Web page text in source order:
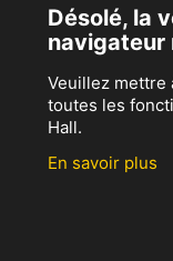
Désolé, la
navigateur
Veuillez mettre
toutes les
Hall.
En savoir plus